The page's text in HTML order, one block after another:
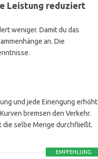
Leistung reduziert
weniger. Damit du das
an. Die
und jede Einengung erhöht
bremsen den Verkehr.
die selbe Menge durchfließt.
EMPFEHLUNG